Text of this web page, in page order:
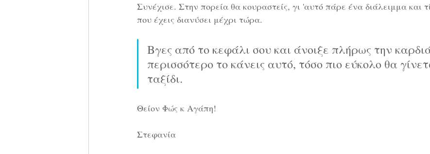
Συνέχισε. Στην πορεία θα κουραστείς, γι 'αυτό πάρε ένα διάλειμμα και
που έχεις διανύσει μέχρι τώρα.
Βγες από το κεφάλι σου και άνοιξε πλήρως την
περισσότερο το κάνεις αυτό, τόσο πιο εύκολο θα
ταξίδι.
Θείον Φώς κ Αγάπη!
Στεφανία